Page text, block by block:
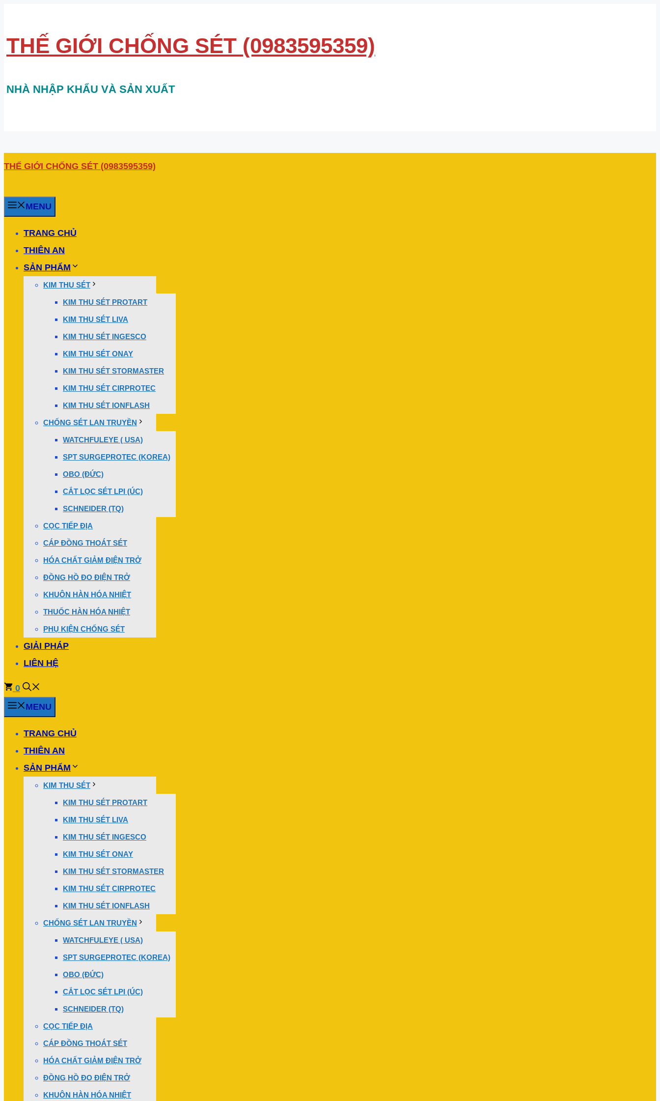
dung
THẾ GIỚI CHỐNG SÉT (0983595359)
NHÀ NHẬP KHẨU VÀ SẢN XUẤT
THẾ GIỚI CHỐNG SÉT (0983595359)
MENU
TRANG CHỦ
THIÊN AN
SẢN PHẨM
KIM THU SÉT
KIM THU SÉT PROTART
KIM THU SÉT LIVA
KIM THU SÉT INGESCO
KIM THU SÉT ONAY
KIM THU SÉT STORMASTER
KIM THU SÉT CIRPROTEC
KIM THU SÉT IONFLASH
CHỐNG SÉT LAN TRUYỀN
WATCHFULEYE ( USA)
SPT SURGEPROTEC (KOREA)
OBO (ĐỨC)
CẮT LỌC SÉT LPI (ÚC)
SCHNEIDER (TQ)
CỌC TIẾP ĐỊA
CÁP ĐỒNG THOÁT SÉT
HÓA CHẤT GIẢM ĐIỆN TRỞ
ĐỒNG HỒ ĐO ĐIỆN TRỞ
KHUÔN HÀN HÓA NHIỆT
THUỐC HÀN HÓA NHIỆT
PHỤ KIỆN CHỐNG SÉT
GIẢI PHÁP
LIÊN HỆ
0
MENU
TRANG CHỦ
THIÊN AN
SẢN PHẨM
KIM THU SÉT
KIM THU SÉT PROTART
KIM THU SÉT LIVA
KIM THU SÉT INGESCO
KIM THU SÉT ONAY
KIM THU SÉT STORMASTER
KIM THU SÉT CIRPROTEC
KIM THU SÉT IONFLASH
CHỐNG SÉT LAN TRUYỀN
WATCHFULEYE ( USA)
SPT SURGEPROTEC (KOREA)
OBO (ĐỨC)
CẮT LỌC SÉT LPI (ÚC)
SCHNEIDER (TQ)
CỌC TIẾP ĐỊA
CÁP ĐỒNG THOÁT SÉT
HÓA CHẤT GIẢM ĐIỆN TRỞ
ĐỒNG HỒ ĐO ĐIỆN TRỞ
KHUÔN HÀN HÓA NHIỆT